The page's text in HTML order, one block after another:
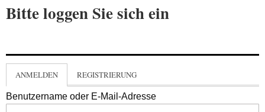
Bitte loggen Sie sich ein
ANMELDEN REGISTRIERUNG
Benutzername oder E-Mail-Adresse